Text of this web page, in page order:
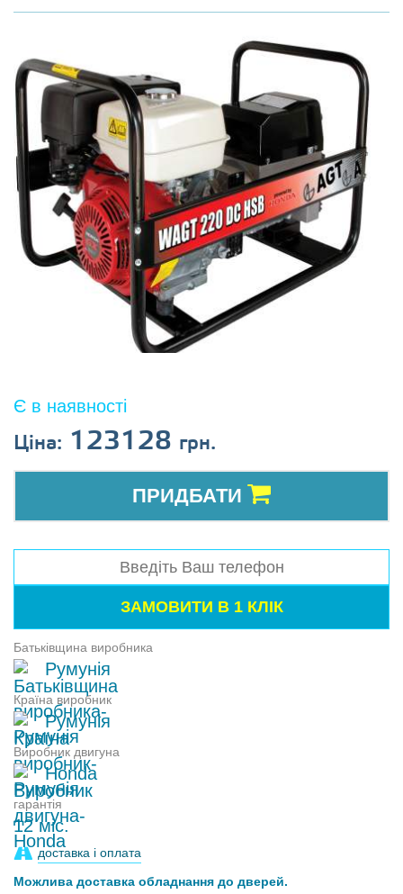
Є в наявності
Ціна: 123128 грн.
ПРИДБАТИ
Батьківщина виробника
Румунія
Країна виробник
Румунія
Виробник двигуна
Honda
гарантія
12 міс.
доставка і оплата
Можлива доставка обладнання до дверей.